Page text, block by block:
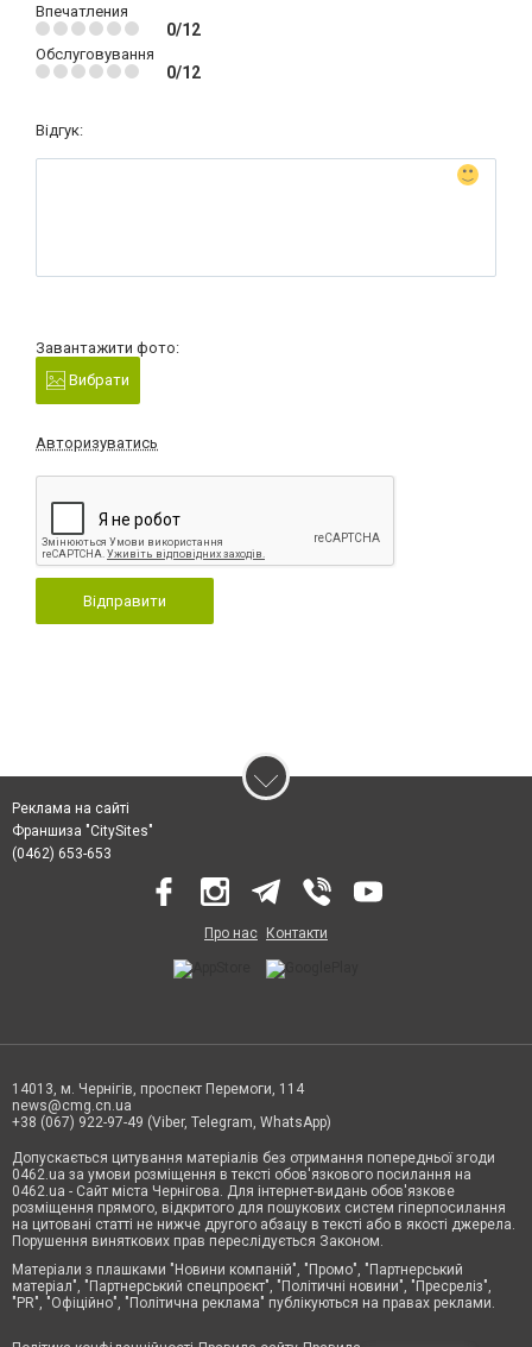
Впечатления
0/12
Обслуговування
0/12
Відгук:
Завантажити фото:
Вибрати
Авторизуватись
Відправити
Реклама на сайті
Франшиза "CitySites"
(0462) 653-653
Про нас Контакти
14013, м. Чернігів, проспект Перемоги, 114
news@cmg.cn.ua
+38 (067) 922-97-49 (Viber, Telegram, WhatsApp)
Допускається цитування матеріалів без отримання попередньої згоди
0462.ua за умови розміщення в тексті обов'язкового посилання на
0462.ua - Сайт міста Чернігова. Для інтернет-видань обов'язкове
розміщення прямого, відкритого для пошукових систем гіперпосилання
на цитовані статті не нижче другого абзацу в тексті або в якості джерела.
Порушення виняткових прав переслідується Законом.
Матеріали з плашками "Новини компаній", "Промо", "Партнерський
матеріал", "Партнерський спецпроєкт", "Політичні новини", "Пресреліз",
"PR", "Офіційно", "Політична реклама" публікуються на правах реклами.